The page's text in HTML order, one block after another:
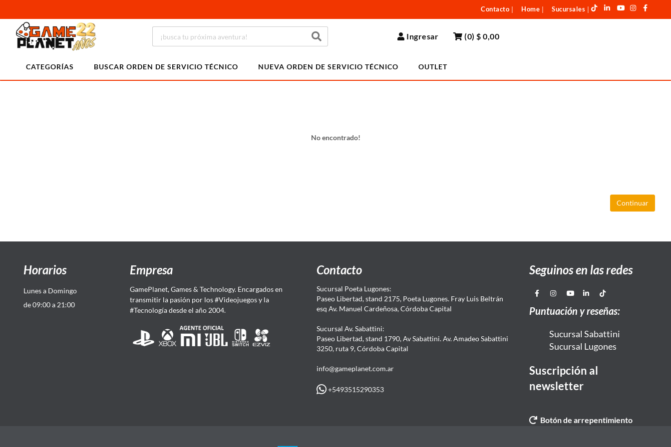
Contacto Home Sucursales
Ingresar (0)$ 0,00
CATEGORÍAS BUSCAR ORDEN DE SERVICIO TÉCNICO NUEVA ORDEN DE SERVICIO TÉCNICO OUTLET
No encontrado!
Continuar
Horarios
Lunes a Domingo
de 09:00 a 21:00
Empresa
GamePlanet, Games & Technology. Encargados en
transmitir la pasión por los #Videojuegos y la
#Tecnología desde el año 2004.
Contacto
Sucursal Poeta Lugones:
Paseo Libertad, stand 2175, Poeta Lugones. Fray Luis Beltrán
esq Av. Manuel Cardeñosa, Córdoba Capital
Sucursal Av. Sabattini:
Paseo Libertad, stand 1790, Av Sabattini. Av. Amadeo Sabattini
3250, ruta 9, Córdoba Capital
info@gameplanet.com.ar
+5493515290353
Seguinos en las redes
Puntuación y reseñas:
Sucursal Sabattini
Sucursal Lugones
Suscripción al
newsletter
Botón de arrepentimiento